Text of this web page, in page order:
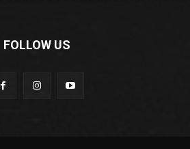
FOLLOW US